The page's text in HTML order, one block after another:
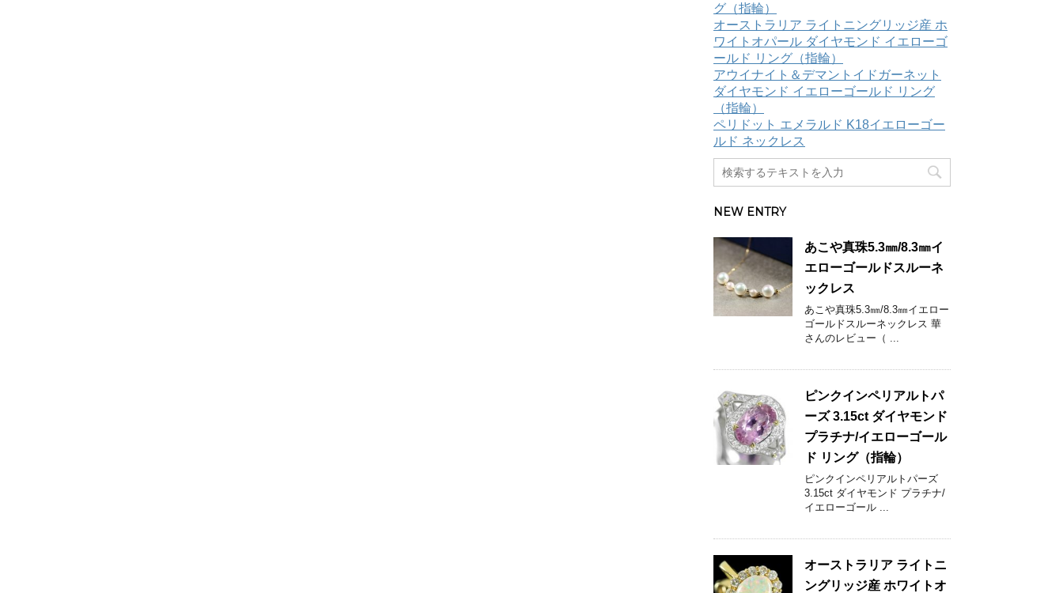
グ（指輪）
オーストラリア ライトニングリッジ産 ホ
ワイトオパール ダイヤモンド イエローゴ
ールド リング（指輪）
アウイナイト＆デマントイドガーネット
ダイヤモンド イエローゴールド リング
（指輪）
ペリドット エメラルド K18イエローゴー
ルド ネックレス
NEW ENTRY
あこや真珠5.3㎜/8.3㎜イ
エローゴールドスルーネ
ックレス
あこや真珠5.3㎜/8.3㎜イエロー
ゴールドスルーネックレス 華
さんのレビュー（ ...
ピンクインペリアルトパ
ーズ 3.15ct ダイヤモンド
プラチナ/イエローゴール
ド リング（指輪）
ピンクインペリアルトパーズ
3.15ct ダイヤモンド プラチナ/
イエローゴール ...
オーストラリア ライトニ
ングリッジ産 ホワイトオ